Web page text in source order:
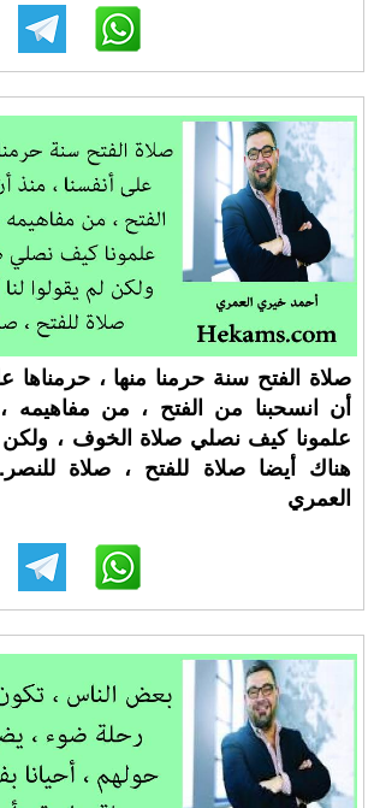
صلاة الفتح سنة حرمنا منها ، حرمناها
أن انسحبنا من الفتح ، من مفاهيمه
علمونا كيف نصلي صلاة الخوف ، ولكن
هناك أيضا صلاة للفتح ، صلاة
العمري